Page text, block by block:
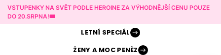
VSTUPENKY NA SVĚT PODLE HEROINE ZA VÝHODNĚJŠÍ CENU POUZE
DO 20.SRPNA!🎟️
LETNÍ SPECIÁL
ŽENY AMOC PENĚZ